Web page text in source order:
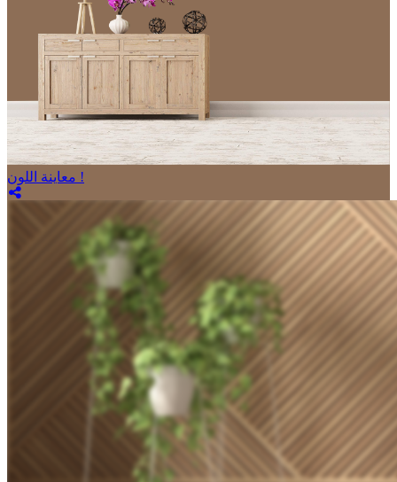
معاينة اللون !